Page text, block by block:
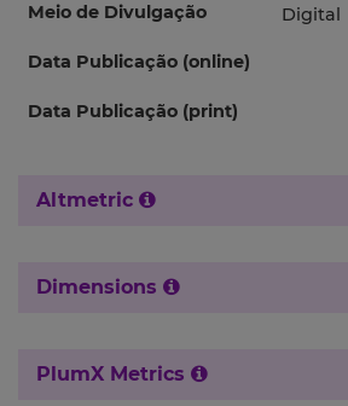
Meio de Divulgação Digital
Data Publicação (online)
Data Publicação (print)
Altmetric
Dimensions
PlumX Metrics